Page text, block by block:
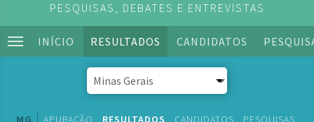
PESQUISAS, DEBATES E ENTREVISTAS
INÍCIO RESULTADOS CANDIDATOS
MG APURAÇÃO RESULTADOS CANDIDATOS PESQUISAS